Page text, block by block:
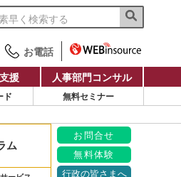
お電話
援 人事部門コンサル
ド 無料セミナー
ム
お問合せ
無料体験
行政の皆さまへ